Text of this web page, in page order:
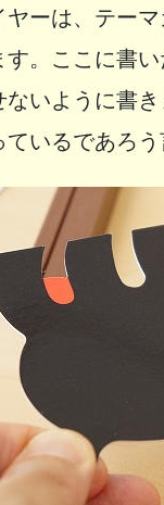
ーは、テー
。ここに書
いように書
いるであろ